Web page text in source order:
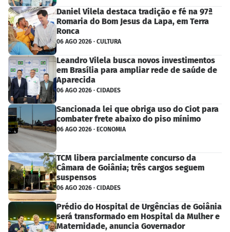
Daniel Vilela destaca tradição e fé na 97ª
Romaria do Bom Jesus da Lapa, em Terra
Ronca
06 AGO 2026 · CULTURA
Leandro Vilela busca novos investimentos
em Brasília para ampliar rede de saúde de
Aparecida
06 AGO 2026 · CIDADES
Sancionada lei que obriga uso do Ciot para
combater frete abaixo do piso mínimo
06 AGO 2026 · ECONOMIA
TCM libera parcialmente concurso da
Câmara de Goiânia; três cargos seguem
suspensos
06 AGO 2026 · CIDADES
Prédio do Hospital de Urgências de Goiânia
será transformado em Hospital da Mulher e
Maternidade, anuncia Governador